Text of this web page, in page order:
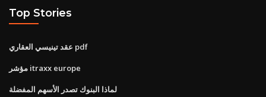
Top Stories
عقد تينيسي العقاري pdf
مؤشر itraxx europe
لماذا البنوك تصدر الأسهم المفضلة